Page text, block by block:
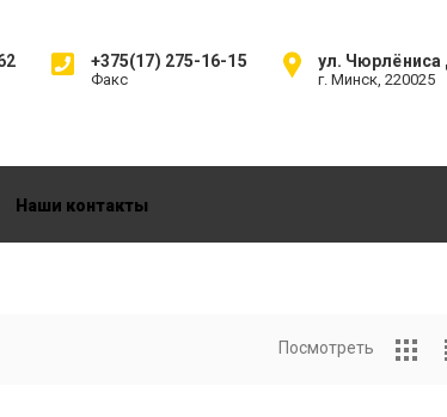
+375(17) 275-16-15
Факс
ул. Чюрлёниса
г. Минск, 220025
Наши контакты
Посмотреть